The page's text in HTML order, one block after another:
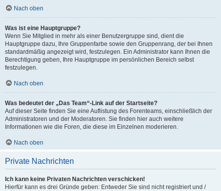
Nach oben
Was ist eine Hauptgruppe?
Wenn Sie Mitglied in mehr als einer Benutzergruppe sind, dient die
Hauptgruppe dazu, Ihre Gruppenfarbe sowie den Gruppenrang, der bei Ihnen
standardmäßig angezeigt wird, festzulegen. Ein Administrator kann Ihnen die
Berechtigung geben, Ihre Hauptgruppe im persönlichen Bereich selbst
festzulegen.
Nach oben
Was bedeutet der „Das Team“-Link auf der Startseite?
Auf dieser Seite finden Sie eine Auflistung des Forenteams, einschließlich der
Administratoren und der Moderatoren. Sie finden hier auch weitere
Informationen wie die Foren, die diese im Einzelnen moderieren.
Nach oben
Private Nachrichten
Ich kann keine Privaten Nachrichten verschicken!
Hierfür kann es drei Gründe geben: Entweder Sie sind nicht registriert und /